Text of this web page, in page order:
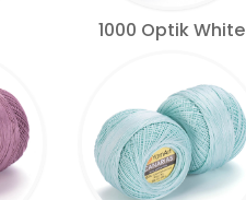
1000 Optik White